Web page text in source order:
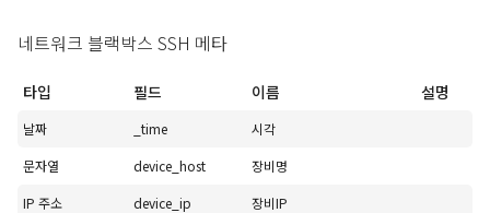
네트워크 블랙박스 SSH 메타
타입 필드 이름 설명
날짜 _time
시각
문자열
device_host
장비명
IP 주소
device_ip
장비IP